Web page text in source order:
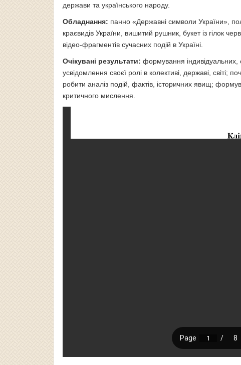
держави та українського народу.
Обладнання: панно «Державні символи України»,
краєвидів України, вишитий рушник, букет із гілок
відео-фрагментів сучасних подій в Україні.
Очікувані результати: формування індивідуальних,
усвідомлення своєї ролі в колективі, державі, світі;
робити аналіз подій, фактів, історичних явищ;
критичного мислення.